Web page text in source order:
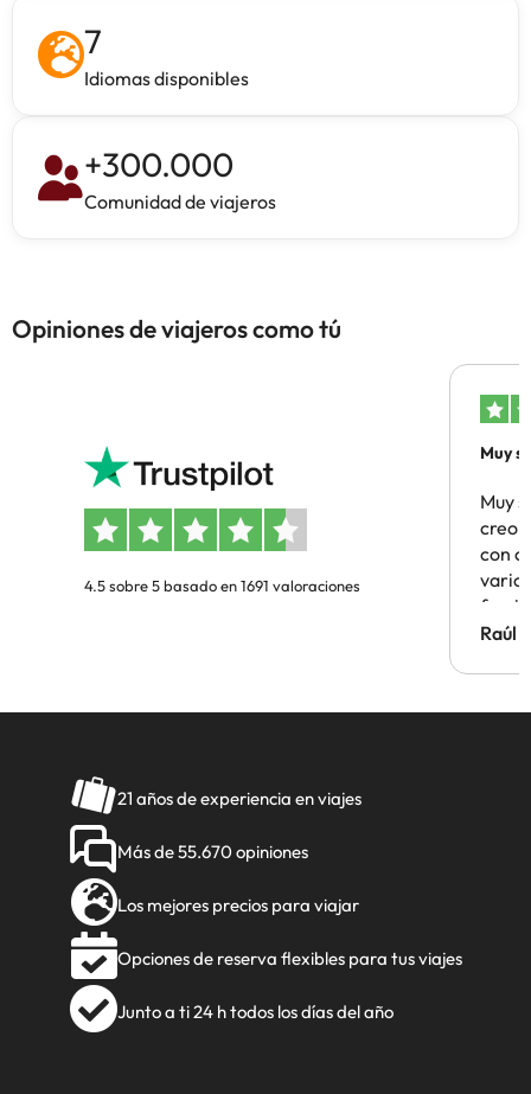
7
Idiomas disponibles
+300.000
Comunidad de viajeros
Opiniones de viajeros como tú
4.5 sobre 5 basado en 1691 valoraciones
Muy
Muy
creo
con
Hotel
Raúl
21 años de experiencia en viajes
Más de 55.670 opiniones
Los mejores precios para viajar
Opciones de reserva flexibles para tus viajes
Junto a ti 24 h todos los días del año